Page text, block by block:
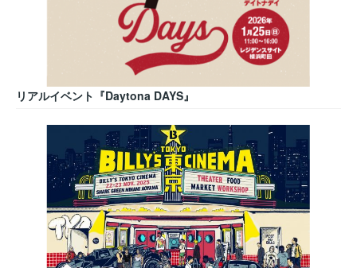
リアルイベント『Daytona DAYS』